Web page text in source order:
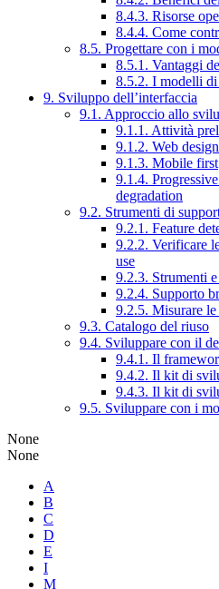
8.4.3. Risorse
8.4.4. Come
8.5. Progettare con i
8.5.1. Vantaggi
8.5.2. I modelli
9. Sviluppo dell’interfaccia
9.1. Approccio allo
9.1.1. Attività
9.1.2. Web
9.1.3. Mobile first
9.1.4.
degradation
9.2. Strumenti di
9.2.1. Feature
9.2.2. Verificare
use
9.2.3. Strumenti
9.2.4. Supporto
9.2.5. Misurare le
9.3. Catalogo del riuso
9.4. Sviluppare con il
9.4.1. Il
9.4.2. Il kit di
9.4.3. Il kit di
9.5. Sviluppare con i
None
None
A
B
C
D
E
I
M